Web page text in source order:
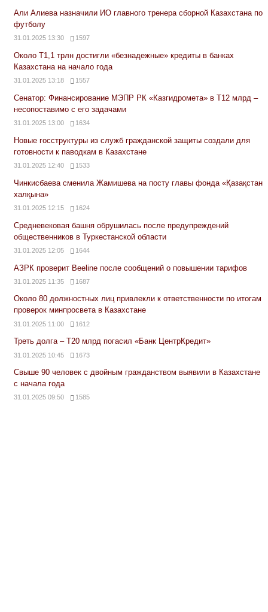
Али Алиева назначили ИО главного тренера сборной Казахстана по
футболу
31.01.2025 13:30 1597
Около Т1,1 трлн достигли «безнадежные» кредиты в банках
Казахстана на начало года
31.01.2025 13:18 1557
Сенатор: Финансирование МЭПР РК «Казгидромета» в Т12 млрд –
несопоставимо с его задачами
31.01.2025 13:00 1634
Новые госструктуры из служб гражданской защиты создали для
готовности к паводкам в Казахстане
31.01.2025 12:40 1533
Чинкисбаева сменила Жамишева на посту главы фонда «Қазақстан
халқына»
31.01.2025 12:15 1624
Средневековая башня обрушилась после предупреждений
общественников в Туркестанской области
31.01.2025 12:05 1644
АЗРК проверит Beeline после сообщений о повышении тарифов
31.01.2025 11:35 1687
Около 80 должностных лиц привлекли к ответственности по итогам
проверок минпросвета в Казахстане
31.01.2025 11:00 1612
Треть долга – Т20 млрд погасил «Банк ЦентрКредит»
31.01.2025 10:45 1673
Свыше 90 человек с двойным гражданством выявили в Казахстане
с начала года
31.01.2025 09:50 1585